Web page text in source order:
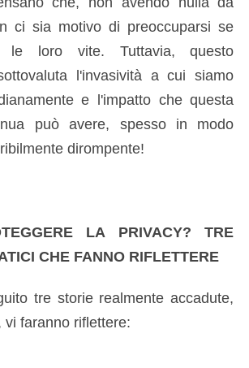
ci sia motivo di preoccuparsi se
le loro vite. Tuttavia, questo
l'invasività a cui siamo
e l'impatto che questa
può avere, spesso in modo
dirompente!
LA PRIVACY? TRE
CHE FANNO RIFLETTERE
tre storie realmente accadute,
vi faranno riflettere: